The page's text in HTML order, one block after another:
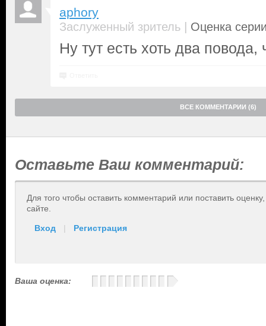
aphory
Заслуженный зритель | Оценка
Ну тут есть хоть два повода,
ВСЕ КОММЕНТАРИИ (6)
Оставьте Ваш комментарий:
Для того чтобы оставить комментарий или поставить
сайте.
Вход | Регистрация
Ваша оценка: